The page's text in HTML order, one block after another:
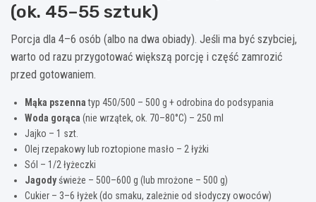
(ok. 45–55 sztuk)
Porcja dla 4–6 osób (albo na dwa obiady). Jeśli ma być szybciej,
warto od razu przygotować większą porcję i część zamrozić
przed gotowaniem.
Mąka pszennatyp 450/500 – 500 g + odrobina do podsypania
Woda gorąca (nie wrzątek, ok. 70–80°C) – 250 ml
Jajko – 1 szt.
Olej rzepakowy lub roztopione masło – 2 łyżki
Sól – 1/2 łyżeczki
Jagodyświeże – 500–600 g (lub mrożone – 500 g)
Cukier – 3–6 łyżek (do smaku, zależnie od słodyczy owoców)